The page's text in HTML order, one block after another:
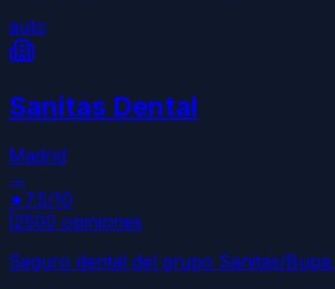
auto
Sanitas Dental
Madrid
→
★7.5/10
2500 opiniones
Seguro dental del grupo Sanitas/Bupa.